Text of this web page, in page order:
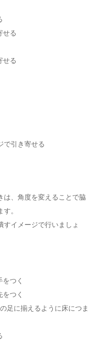
せる
せる
で引き寄せる
は、角度を変えることで脇
。
すイメージで行いましょ
つく
つく
足に揃えるように床につま